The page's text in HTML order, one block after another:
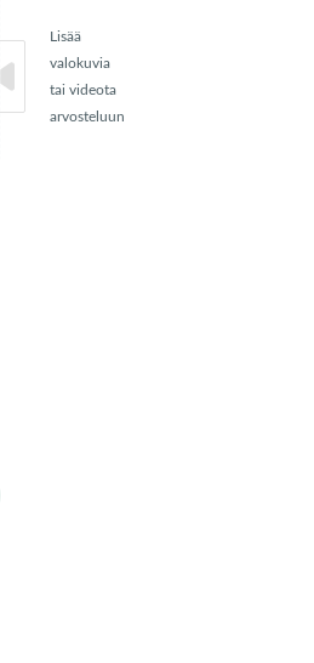
Lisää
valokuvia
tai videota
arvosteluun